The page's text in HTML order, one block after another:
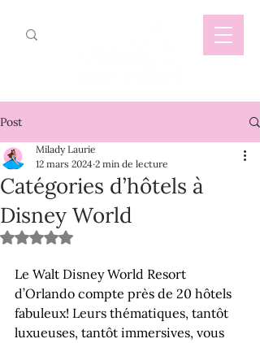
Post
Catégories d’hôtels à
Disney World
Milady Laurie
12 mars 2024 2 min de lecture
Noté NaN étoiles sur 5.
Le Walt Disney World Resort
d’Orlando compte près de 20 hôtels
fabuleux! Leurs thématiques, tantôt
luxueuses, tantôt immersives, vous